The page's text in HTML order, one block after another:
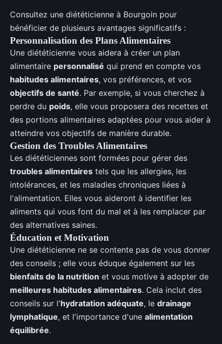
Consultez une diététicienne à Bourgoin pour
bénéficier de plusieurs avantages significatifs :
Personnalisation des Plans Alimentaires
Une diététicienne vous aidera à créer un plan
alimentaire personnalisé qui prend en compte vos
habitudes alimentaires, vos préférences, et vos
objectifs de santé. Par exemple, si vous cherchez à
perdre du poids, elle vous proposera des recettes et
des portions alimentaires adaptées pour vous aider à
atteindre vos objectifs de manière durable.
Gestion des Troubles Alimentaires
Les diététiciennes sont formées pour gérer des
troubles alimentaires tels que les allergies, les
intolérances, et les maladies chroniques liées à
l'alimentation. Elles vous aideront à identifier les
aliments qui vous font du mal et à les remplacer par
des alternatives saines.
Éducation et Motivation
Une diététicienne ne se contente pas de vous donner
des conseils ; elle vous éduque également sur les
bienfaits de la nutrition et vous motive à adopter de
meilleures habitudes alimentaires. Cela inclut des
conseils sur l'hydratation adéquate, le drainage
lymphatique, et l'importance d'une alimentation
équilibrée.